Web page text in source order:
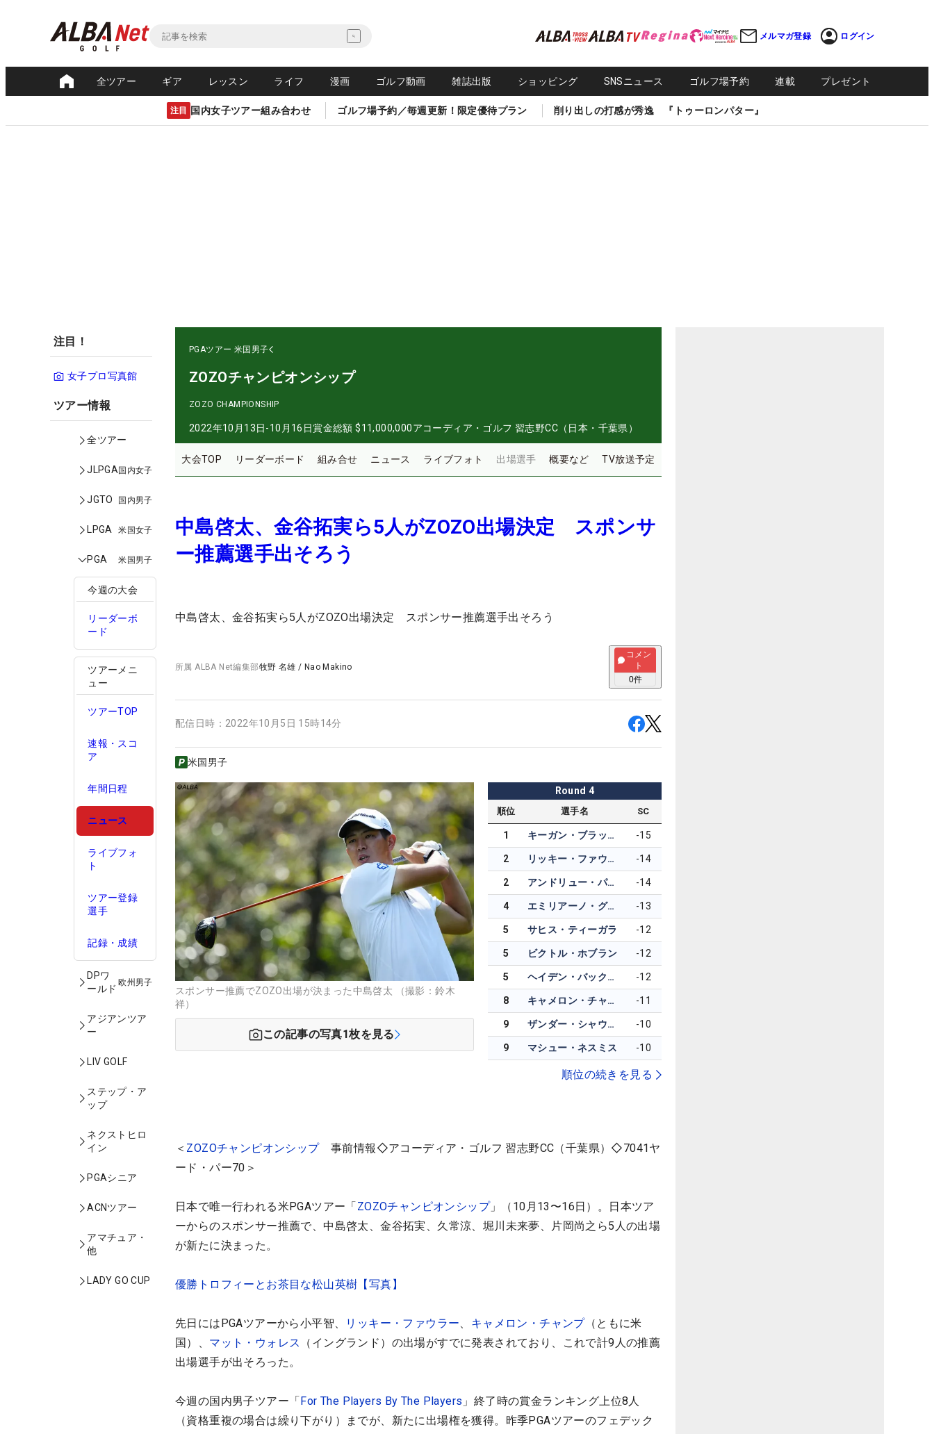
メルマガ登録 ログイン
全ツアー ギア レッスン ライフ 漫画 ゴルフ動画 雑誌出版 ショッピング SNSニュース ゴルフ場予約 連載 プレゼント
注目 国内女子ツアー組み合わせ ゴルフ場予約／毎週更新！限定優待プラン 削り出しの打感が秀逸 『トゥーロンパター』
注目！
女子プロ写真館
ツアー情報
全ツアー
JLPGA国内女子
JGTO 国内男子
LPGA 米国女子
PGA 米国男子
今週の大会
リーダーボ
ード
ツアーメニ
ュー
ツアーTOP
速報・スコ
ア
年間日程
ニュース
ライブフォ
ト
ツアー登録
選手
記録・成績
DPワ
ールド
欧州男子
アジアンツア
ー
LIV GOLF
ステップ・ア
ップ
ネクストヒロ
イン
PGAシニア
ACNツアー
アマチュア・
他
LADY GO CUP
PGAツアー 米国男子
ZOZOチャンピオンシップ
ZOZO CHAMPIONSHIP
2022年10月13日-10月16日賞金総額 $11,000,000アコーディア・ゴルフ 習志野CC（日本・千葉県）
大会TOP リーダーボード 組み合せ ニュース ライブフォト 出場選手 概要など TV放送予定
中島啓太、金谷拓実ら5人がZOZO出場決定 スポンサ
ー推薦選手出そろう
中島啓太、金谷拓実ら5人がZOZO出場決定 スポンサー推薦選手出そろう
所属ALBA Net編集部牧野 名雄 / Nao Makino
コメン
ト
0件
配信日時： 2022年10月5日 15時14分
米国男子
スポンサー推薦でZOZO出場が決まった中島啓太 （撮影：鈴木
祥）
この記事の写真1枚を見る
Round 4
順位 選手名 SC
1 キーガン・ブラッドリー -15
2 リッキー・ファウラー -14
2 アンドリュー・パットナム -14
4 エミリアーノ・グリジョ -13
5 サヒス・ティーガラ -12
5 ビクトル・ホブラン -12
5 ヘイデン・バックリー -12
8 キャメロン・チャンプ -11
9 ザンダー・シャウフェレ -10
9 マシュー・ネスミス -10
順位の続きを見る
＜ ZOZOチャンピオンシップ事前情報◇アコーディア・ゴルフ 習志野CC（千葉県）◇7041ヤ
ード・パー70＞
日本で唯一行われる米PGAツアー「ZOZOチャンピオンシップ」（10月13〜16日）。日本ツア
ーからのスポンサー推薦で、中島啓太、金谷拓実、久常涼、堀川未来夢、片岡尚之ら5人の出場
が新たに決まった。
優勝トロフィーとお茶目な松山英樹【写真】
先日にはPGAツアーから小平智、 リッキー・ファウラー、 キャメロン・チャンプ（ともに米
国）、 マット・ウォレス
（イングランド）の出場がすでに発表されており、これで計9人の推薦
出場選手が出そろった。
今週の国内男子ツアー「For The Players By The Players 」終了時の賞金ランキング上位8人
（資格重複の場合は繰り下がり）までが、新たに出場権を獲得。昨季PGAツアーのフェデック